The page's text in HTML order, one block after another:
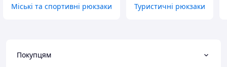
Міські та спортивні рюкзаки Туристичні рюкзаки
Покупцям